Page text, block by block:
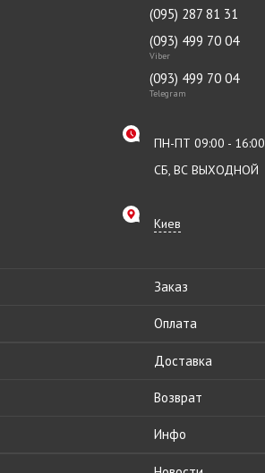
(095) 287 81 31
(093) 499 70 04
Viber
(093) 499 70 04
Telegram
ПН-ПТ 09:00 - 16:00
СБ, ВС ВЫХОДНОЙ
Киев
Заказ
Оплата
Доставка
Возврат
Инфо